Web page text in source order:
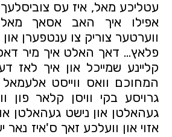
עטליכע מאל, איז עס צוביסלעך
אפילו איך האב אסאך
ווערטער צוריק צו ענטפערן
פלאץ… דאך האלט איך מיר דאס
קליינע שמייכל און איך לאז
המחוכם וואס ווייסט
גרויסע בקי וויסן קלאר פון
געהאלטן און נישט געהאלטן
אזוי און וועלכע זאך ס'איז נאר